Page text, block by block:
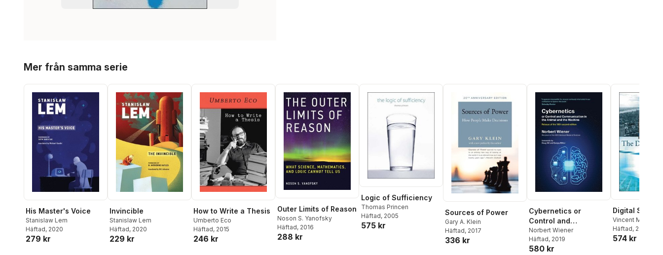
Mer från samma serie
His Master's Voice
Stanislaw Lem
Häftad, 2020
279 kr
Invincible
Stanislaw Lem
Häftad, 2020
229 kr
How to Write a Thesis
Umberto Eco
Häftad, 2015
246 kr
Outer Limits of Reason
Noson S. Yanofsky
Häftad, 2016
288 kr
Logic of Sufficiency
Thomas Princen
Häftad, 2005
575 kr
Sources of Power
Gary A. Klein
Häftad, 2017
336 kr
Cybernetics or
Control and
Communication in the
Animal and the
Machine
Norbert Wiener
Häftad, 2019
580 kr
Digital
Vincent Mosco
Häftad, 2005
574 kr